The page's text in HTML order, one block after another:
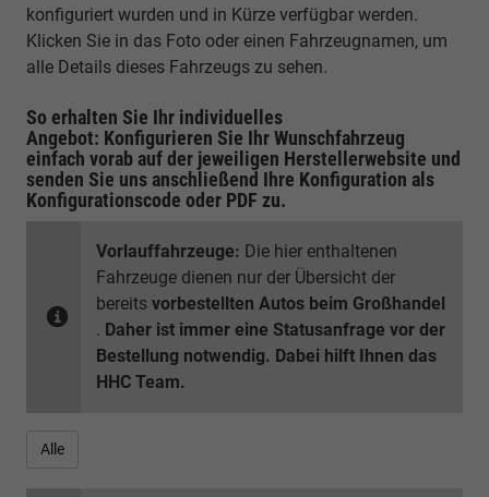
konfiguriert wurden und in Kürze verfügbar werden.
Klicken Sie in das Foto oder einen Fahrzeugnamen, um
alle Details dieses Fahrzeugs zu sehen.
So erhalten Sie Ihr individuelles
Angebot: Konfigurieren Sie Ihr Wunschfahrzeug
einfach vorab auf der jeweiligen Herstellerwebsite und
senden Sie uns anschließend Ihre Konfiguration als
Konfigurationscode oder PDF zu.
Vorlauffahrzeuge: Die hier enthaltenen
Fahrzeuge dienen nur der Übersicht der
bereits vorbestellten Autos beim Großhandel
. Daher ist immer eine Statusanfrage vor der
Bestellung notwendig. Dabei hilft Ihnen das
HHC Team.
Alle